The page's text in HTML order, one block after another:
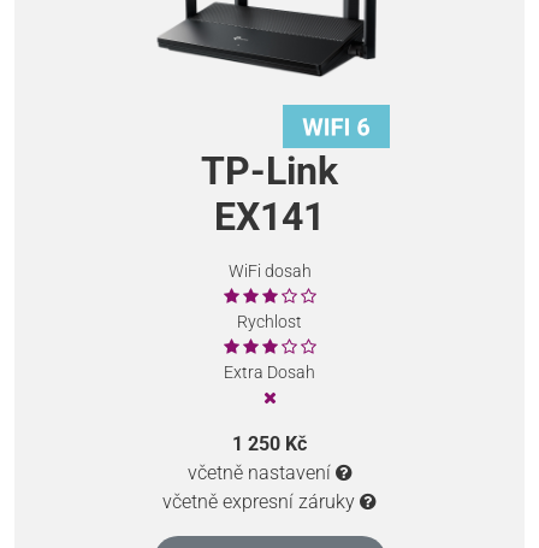
TP-Link
EX141
WiFi dosah
Rychlost
Extra Dosah
1 250 Kč
včetně nastavení
včetně expresní záruky